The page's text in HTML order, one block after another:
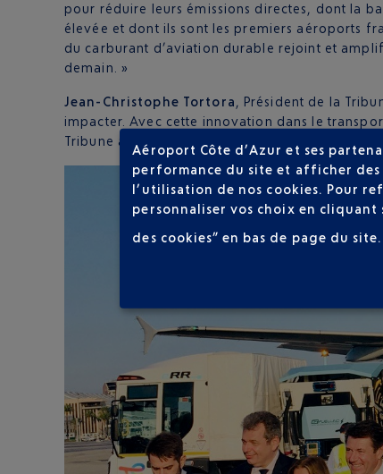
pour réduire leurs émissions directes, dont la
élevée et dont ils sont les premiers aéroports
du carburant d’aviation durable rejoint et
demain. »
Jean-Christophe Tortora, Président de la
impacter. Avec cette innovation dans le
Tribune agit pour une économie décarbonée et
Aéroport Côte d’Azur et ses
performance du site et afficher des
l’utilisation de nos cookies. Pour
personnaliser vos choix en
des cookies” en bas de page du site.